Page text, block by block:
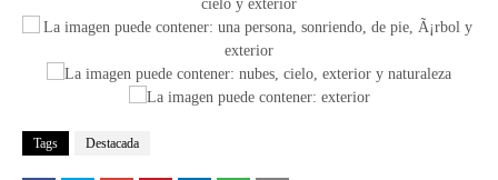
Tags Destacada